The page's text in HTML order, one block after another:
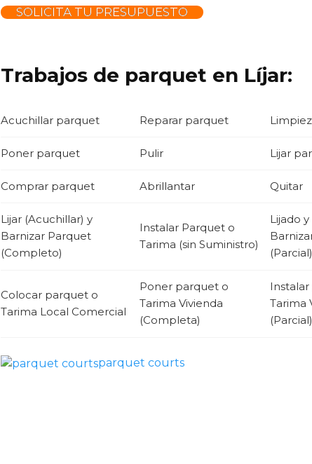
SOLICITA TU PRESUPUESTO
Trabajos de parquet en Líjar:
Acuchillar parquet Reparar parquet
Poner parquet Pulir Lijar
Comprar parquet Abrillantar Quitar
Lijar (Acuchillar) y
Barnizar Parquet
(Completo)
Instalar Parquet o
Tarima (sin Suministro)
Lijado
(Parcial)
Colocar parquet o
Tarima Local Comercial
Poner parquet o
Tarima Vivienda
(Completa)
Tarima
(Parcial)
parquet courts